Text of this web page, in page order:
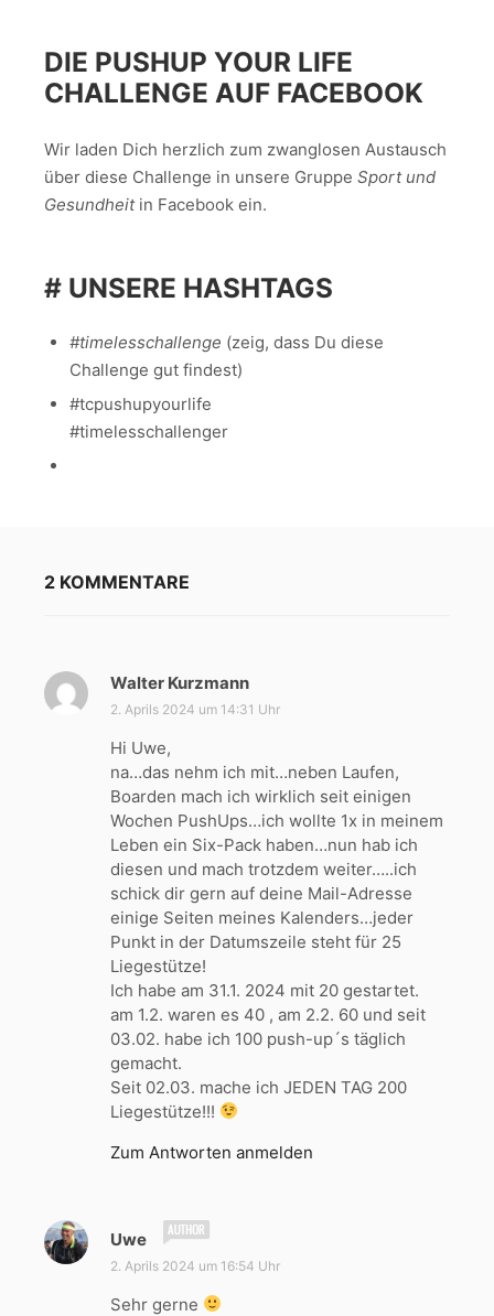
DIE PUSHUP YOUR LIFE
CHALLENGE AUF FACEBOOK
Wir laden Dich herzlich zum zwanglosen Austausch
über diese Challenge in unsere Gruppe Sport und
Gesundheitin Facebook ein.
# UNSERE HASHTAGS
#timelesschallenge (zeig, dass Du diese
Challenge gut findest)
#tcpushupyourlife
#timelesschallenger
2 KOMMENTARE
Walter Kurzmann
a
:
2. Aprils 2024 um 14:31 Uhr
Hi Uwe,
na…das nehm ich mit…neben Laufen,
Boarden mach ich wirklich seit einigen
Wochen PushUps…ich wollte 1x in meinem
Leben ein Six-Pack haben…nun hab ich
diesen und mach trotzdem weiter…..ich
schick dir gern auf deine Mail-Adresse
einige Seiten meines Kalenders…jeder
Punkt in der Datumszeile steht für 25
Liegestütze!
Ich habe am 31.1. 2024 mit 20 gestartet.
am 1.2. waren es 40 , am 2.2. 60 und seit
03.02. habe ich 100 push-up´s täglich
gemacht.
Seit 02.03. mache ich JEDEN TAG 200
Liegestütze!!!
Zum Antworten anmelden
Uwe
t
2. Aprils 2024 um 16:54 Uhr
Sehr gerne